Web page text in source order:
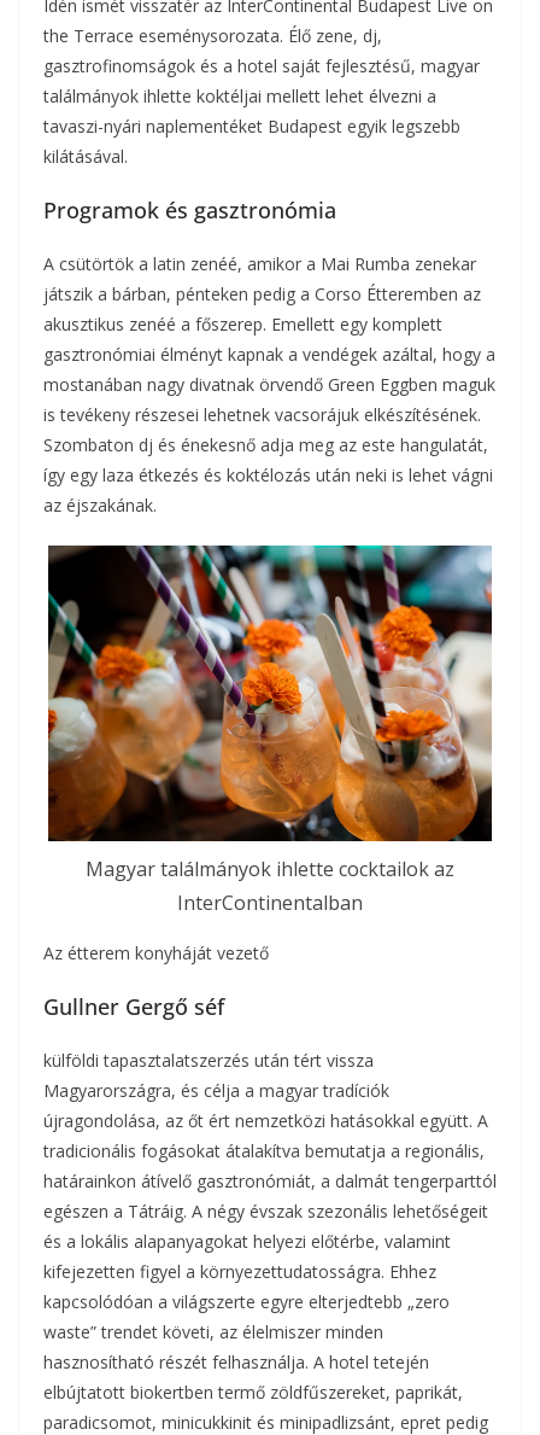
Idén ismét visszatér az InterContinental Budapest Live on
the Terrace eseménysorozata. Élő zene, dj,
gasztrofinomságok és a hotel saját fejlesztésű, magyar
találmányok ihlette koktéljai mellett lehet élvezni a
tavaszi-nyári naplementéket Budapest egyik legszebb
kilátásával.
Programok és gasztronómia
A csütörtök a latin zenéé, amikor a Mai Rumba zenekar
játszik a bárban, pénteken pedig a Corso Étteremben az
akusztikus zenéé a főszerep. Emellett egy komplett
gasztronómiai élményt kapnak a vendégek azáltal, hogy a
mostanában nagy divatnak örvendő Green Eggben maguk
is tevékeny részesei lehetnek vacsorájuk elkészítésének.
Szombaton dj és énekesnő adja meg az este hangulatát,
így egy laza étkezés és koktélozás után neki is lehet vágni
az éjszakának.
Magyar találmányok ihlette cocktailok az
InterContinentalban
Az étterem konyháját vezető
Gullner Gergő séf
külföldi tapasztalatszerzés után tért vissza
Magyarországra, és célja a magyar tradíciók
újragondolása, az őt ért nemzetközi hatásokkal együtt. A
tradicionális fogásokat átalakítva bemutatja a regionális,
határainkon átívelő gasztronómiát, a dalmát tengerparttól
egészen a Tátráig. A négy évszak szezonális lehetőségeit
és a lokális alapanyagokat helyezi előtérbe, valamint
kifejezetten figyel a környezettudatosságra. Ehhez
kapcsolódóan a világszerte egyre elterjedtebb „zero
waste” trendet követi, az élelmiszer minden
hasznosítható részét felhasználja. A hotel tetején
elbújtatott biokertben termő zöldfűszereket, paprikát,
paradicsomot, minicukkinit és minipadlizsánt, epret pedig